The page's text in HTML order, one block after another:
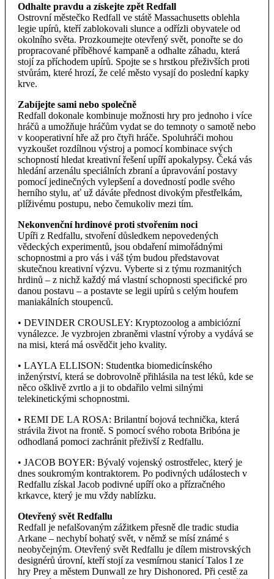
Odhalte pravdu a získejte zpět Redfall
Ostrovní městečko Redfall ve státě Massachusetts oblehla
legie upírů, kteří zablokovali slunce a odřízli obyvatele od
okolního světa. Prozkoumejte otevřený svět, ponořte se do
propracované příběhové kampaně a odhalte záhadu, která
stojí za příchodem upírů. Spojte se s hrstkou přeživších proti
stvůrám, které hrozí, že celé město vysají do poslední kapky
krve.
Zabíjejte sami nebo společně
Redfall dokonale kombinuje možnosti hry pro jednoho i více
hráčů a umožňuje hráčům vydat se do temnoty o samotě nebo
v kooperativní hře až pro čtyři hráče. Spoluhráči mohou
vyzkoušet rozdílnou výstroj a pomocí kombinace svých
schopností hledat kreativní řešení upíří apokalypsy. Čeká vás
hledání arzenálu speciálních zbraní a úpravování postavy
pomocí jedinečných vylepšení a dovedností podle svého
herního stylu, ať už dáváte přednost divokým přestřelkám,
plíživému postupu, nebo čemukoliv mezi tím.
Nekonvenční hrdinové proti stvořením noci
Upíři z Redfallu, stvoření důsledkem nepovedených
vědeckých experimentů, jsou obdaření mimořádnými
schopnostmi a pro vás i váš tým budou představovat
skutečnou kreativní výzvu. Vyberte si z týmu rozmanitých
hrdinů – z nichž každý má vlastní schopnosti specifické pro
danou postavu – a postavte se legii upírů s celým houfem
maniakálních stoupenců.
• DEVINDER CROUSLEY: Kryptozoolog a ambiciózní
vynálezce. Je vyzbrojen zbraněmi vlastní výroby a vydává se
na misi, která má osvědčit jeho kvality.
• LAYLA ELLISON: Studentka biomedicínského
inženýrství, která se dobrovolně přihlásila na test léků, kde se
něco ošklivě zvrtlo a ji to obdařilo velmi silnými
telekinetickými schopnostmi.
• REMI DE LA ROSA: Brilantní bojová technička, která
strávila život na frontě. S pomocí svého robota Bribóna je
odhodlaná pomoci zachránit přeživší z Redfallu.
• JACOB BOYER: Bývalý vojenský ostrostřelec, který je
dnes soukromým kontraktorem. Po podivných událostech v
Redfallu získal Jacob podivné upíří oko a přízračného
krkavce, který je mu vždy nablízku.
Otevřený svět Redfallu
Redfall je nefalšovaným zážitkem přesně dle tradic studia
Arkane – nechybí bohatý svět, v němž se mísí známé s
neobyčejným. Otevřený svět Redfallu je dílem mistrovských
designérů úrovní, kteří stojí za vesmírnou stanicí Talos I ze
hry Prey a městem Dunwall ze hry Dishonored. Při cestě za